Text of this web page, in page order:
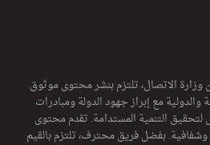
الاتصال، تلتزم بنشر محتوى موثوق
مع إبراز جهود الدولة ومبادرات
لتحقيق التنمية المستدامة. تقدم محتوى
وشفافية. بفضل فريق محترف، تلتزم بالقيم